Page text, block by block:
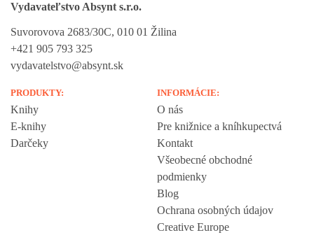
Vydavateľstvo Absynt s.r.o.
Suvorovova 2683/30C, 010 01 Žilina
+421 905 793 325
vydavatelstvo@absynt.sk
PRODUKTY:
Knihy
E-knihy
Darčeky
INFORMÁCIE:
O nás
Pre knižnice a kníhkupectvá
Kontakt
Všeobecné obchodné
podmienky
Blog
Ochrana osobných údajov
Creative Europe